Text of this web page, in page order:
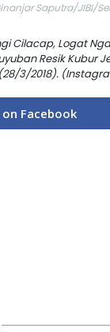
Saputra/JIBI/
Resik Kubur
3/2018).
on Facebook